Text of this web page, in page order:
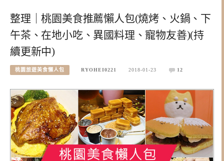
整理｜桃園美食推薦懶人包(燒烤、火鍋、下
午茶、在地小吃、異國料理、寵物友善)(持
續更新中)
桃園旅遊美食懶人包 RYOHEI0221 2018-01-23 12